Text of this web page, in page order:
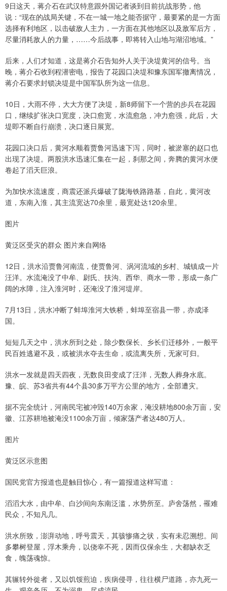
9日这天，蒋介石在武汉特意跟外国记者谈到目前抗战形势，他
说：“现在的战局关键，不在一城一地之能否据守，最要紧的是一方面
选择有利地区，以击破敌人主力，一方面在其他地区以及敌军后方，
尽量消耗敌人的力量，……今后战事，即将转入山地与湖沼地域。”
后来，人们才知道，这是蒋介石告知外人关于决堤黄河的信号。当
晚，蒋介石收到程潜密电，报告了花园口决堤和豫东国军撤离情况，
蒋介石要求封锁决堤是中国军队所为这一信息。
10日，大雨不停，大大方便了决堤，新8师留下一个营的步兵在花园
口，继续扩张决口宽度，决口愈宽，水流愈急，冲力愈强，此后，大
堤即不断自行崩溃，决口逐日展宽。
花园口决口后，黄河水顺着贾鲁河迅速下泻，同时，被淤塞的赵口也
出现了决堤。两股洪水迅速汇集在一起，刹那之间，奔腾的黄河水便
卷起了滔天巨浪。
为加快水流速度，商震还派兵爆破了陇海铁路路基，自此，黄河改
道，东南入淮，其主流宽达70余里，最宽处达120余里。
图片
黄泛区受灾的群众 图片来自网络
12日，洪水沿贾鲁河南流，使贾鲁河、涡河流域的乡村、城镇成一片
汪洋。水流淹没了中牟、尉氏、扶沟、西华、商水一带，形成一条广
阔的水障，注入淮河时，还淹没了淮河堤岸。
7月13日，洪水冲断了蚌埠淮河大铁桥，蚌埠至宿县一带，亦成泽
国。
短短几天之中，洪水所到之处，除少数保长、乡长们迁移外，一般平
民百姓逃避不及，或被洪水夺去生命，或流离失所，无家可归。
洪水一发就是四天四夜，无数良田变成了汪洋，无数人葬身水底。
豫、皖、苏3省共有44个县30多万平方公里的地方，全部遭灾。
据不完全统计，河南民宅被冲毁140万余家，淹没耕地800余万亩，安
徽、江苏耕地被淹没1100余万亩，倾家荡产者达480万人。
图片
黄泛区示意图
国民党官方报道也是触目惊心，有一篇报道这样写道：
滔滔大水，由中牟、白沙间向东南泛滥，水势所至。庐舍荡然，罹难
民众，不知凡几。
洪水所致，澎湃动地，呼号震天，其骇惨痛之状，实有未忍溯想。间
多攀树登屋，浮木乘舟，以侥幸不死，因而仅保余生，大都缺衣乏
食，魄荡魂惊。
其辗转外徙者，又以饥馁煎迫，疾病侵寻，往往横尸道路，亦九死一